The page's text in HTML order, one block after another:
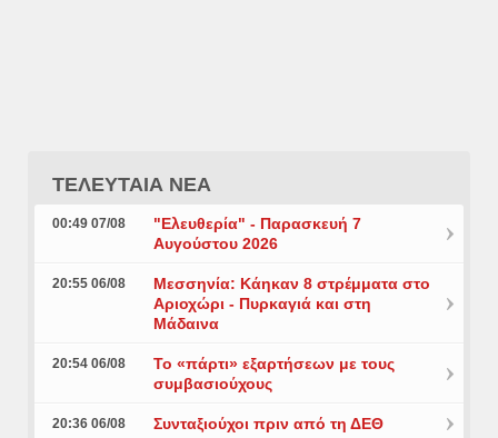
ΤΕΛΕΥΤΑΙΑ ΝΕΑ
00:49 07/08
"Ελευθερία" - Παρασκευή 7
Αυγούστου 2026
20:55 06/08
Μεσσηνία: Κάηκαν 8 στρέμματα στο
Αριοχώρι - Πυρκαγιά και στη
Μάδαινα
20:54 06/08
Το «πάρτι» εξαρτήσεων με τους
συμβασιούχους
20:36 06/08 Συνταξιούχοι πριν από τη ΔΕΘ